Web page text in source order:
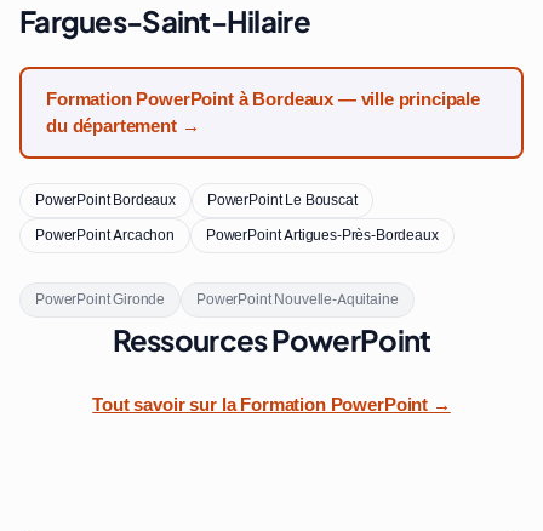
Fargues-Saint-Hilaire
Formation PowerPoint à Bordeaux — ville principale
du département →
PowerPoint Bordeaux
PowerPoint Le Bouscat
PowerPoint Arcachon
PowerPoint Artigues-Près-Bordeaux
PowerPoint Gironde PowerPoint Nouvelle-Aquitaine
Ressources PowerPoint
Tout savoir sur la Formation PowerPoint →